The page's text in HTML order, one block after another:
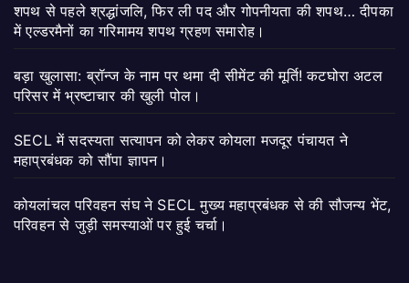
शपथ से पहले श्रद्धांजलि, फिर ली पद और गोपनीयता की शपथ… दीपका
में एल्डरमैनों का गरिमामय शपथ ग्रहण समारोह।
बड़ा खुलासा: ब्रॉन्ज के नाम पर थमा दी सीमेंट की मूर्ति! कटघोरा अटल
परिसर में भ्रष्टाचार की खुली पोल।
SECL में सदस्यता सत्यापन को लेकर कोयला मजदूर पंचायत ने
महाप्रबंधक को सौंपा ज्ञापन।
कोयलांचल परिवहन संघ ने SECL मुख्य महाप्रबंधक से की सौजन्य भेंट,
परिवहन से जुड़ी समस्याओं पर हुई चर्चा।